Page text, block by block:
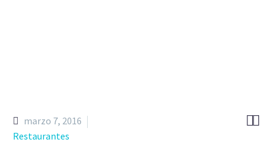

marzo 7, 2016
Restaurantes